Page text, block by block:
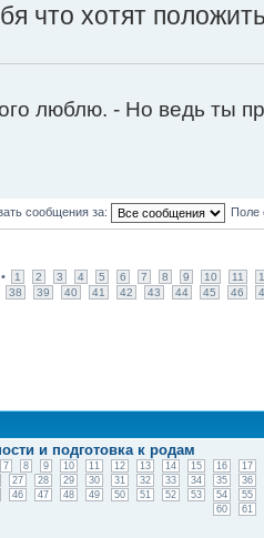
что хотят
люблю. - Но ведь ты
сообщения за: Поле
• 1 2 3 4 5 6 7 8 9 10 11
38 39 40 41 42 43 44 45 46
и подготовка к родам
7 8 9 10 11 12 13 14 15 16
17
27 28 29 30 31 32 33 34 35
36
46 47 48 49 50 51 52 53 54
55
60
61